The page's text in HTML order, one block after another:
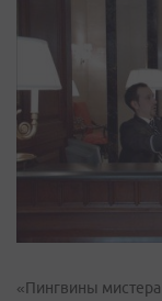
«Пингвины